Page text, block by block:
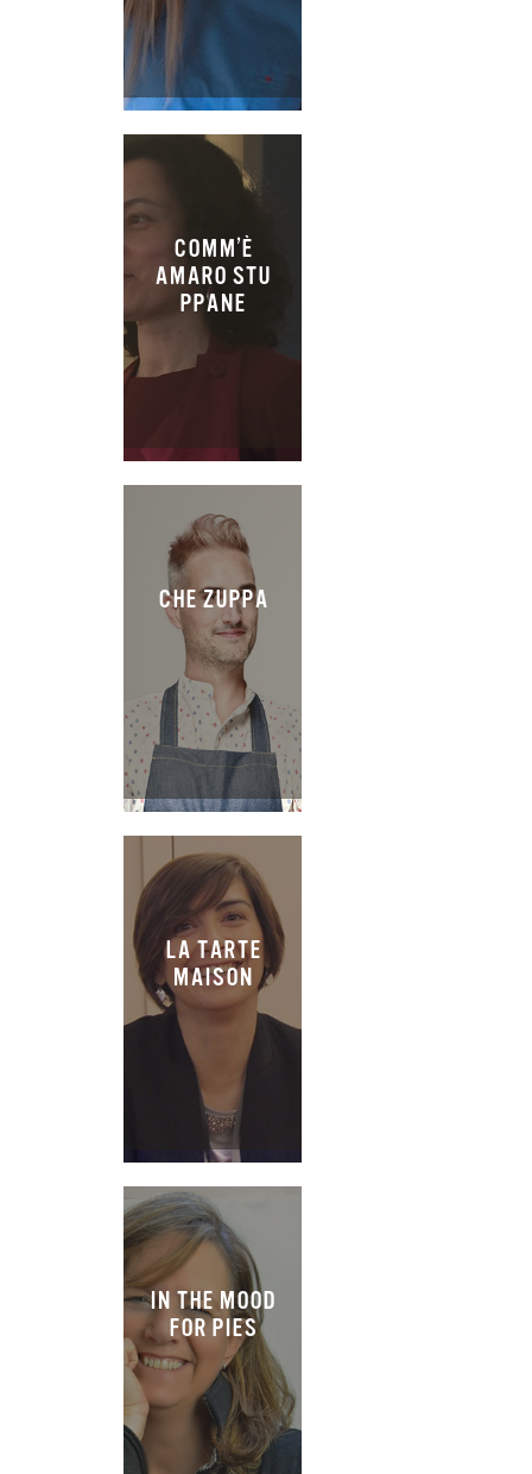
COMM’È
AMARO STU
PPANE
CHE ZUPPA
LA TARTE
MAISON
IN THE MOOD
FOR PIES